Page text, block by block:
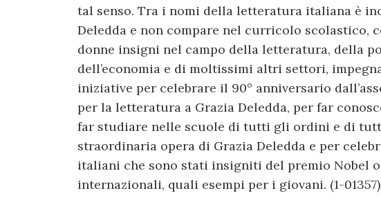
tal senso. Tra i nomi della letteratura italiana è
Deledda e non compare nel curricolo scolastico,
donne insigni nel campo della letteratura, della
dell’economia e di moltissimi altri settori,
iniziative per celebrare il 90° anniversario
per la letteratura a Grazia Deledda, per far
far studiare nelle scuole di tutti gli ordini e di
straordinaria opera di Grazia Deledda e per
italiani che sono stati insigniti del premio Nobel
internazionali, quali esempi per i giovani. (1-01357)